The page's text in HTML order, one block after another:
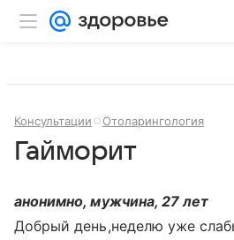
Консультации Отоларингология
Гайморит
анонимно, мужчина, 27 лет
Добрый день,неделю уже